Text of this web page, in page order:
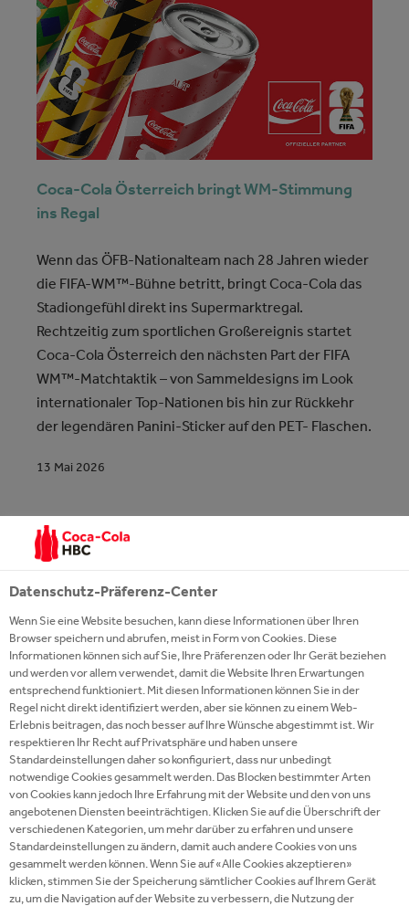
13 Mai 2026
Coca-Cola Österreich bringt WM-Stimmung
ins Regal
Wenn das ÖFB-Nationalteam nach 28 Jahren wieder
die FIFA-WM™-Bühne betritt, bringt Coca-Cola das
Stadiongefühl direkt ins Supermarktregal.
Rechtzeitig zum sportlichen Großereignis startet
Coca-Cola Österreich den nächsten Part der FIFA
WM™-Matchtaktik – von Sammeldesigns im Look
internationaler Top-Nationen bis hin zur Rückkehr
der legendären Panini-Sticker auf den PET- Flaschen.
WAS ES NEUES GIBT
Datenschutz-Präferenz-Center
Wenn Sie eine Website besuchen, kann diese Informationen über Ihren
Browser speichern und abrufen, meist in Form von Cookies. Diese
Informationen können sich auf Sie, Ihre Präferenzen oder Ihr Gerät beziehen
und werden vor allem verwendet, damit die Website Ihren Erwartungen
entsprechend funktioniert. Mit diesen Informationen können Sie in der
Regel nicht direkt identifiziert werden, aber sie können zu einem Web-
Erlebnis beitragen, das noch besser auf Ihre Wünsche abgestimmt ist. Wir
respektieren Ihr Recht auf Privatsphäre und haben unsere
Standardeinstellungen daher so konfiguriert, dass nur unbedingt
notwendige Cookies gesammelt werden. Das Blocken bestimmter Arten
von Cookies kann jedoch Ihre Erfahrung mit der Website und den von uns
angebotenen Diensten beeinträchtigen. Klicken Sie auf die Überschrift der
verschiedenen Kategorien, um mehr darüber zu erfahren und unsere
Standardeinstellungen zu ändern, damit auch andere Cookies von uns
gesammelt werden können. Wenn Sie auf «Alle Cookies akzeptieren»
klicken, stimmen Sie der Speicherung sämtlicher Cookies auf Ihrem Gerät
zu, um die Navigation auf der Website zu verbessern, die Nutzung der